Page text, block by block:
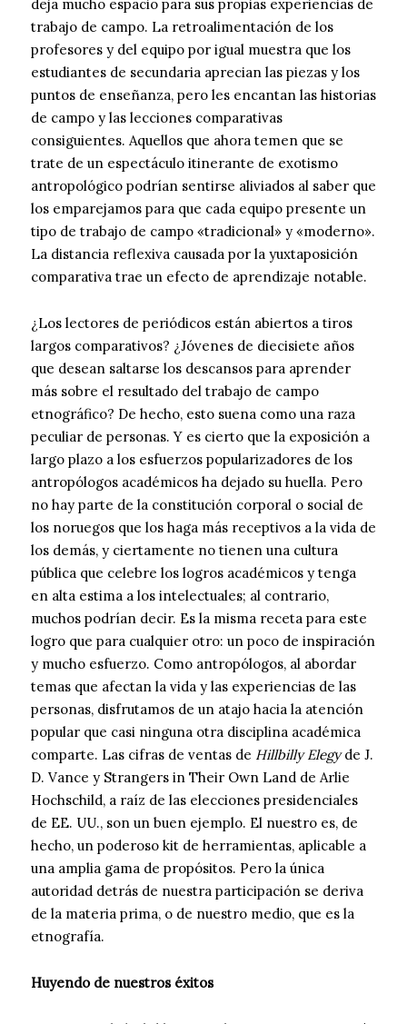
deja mucho espacio para sus propias experiencias de
trabajo de campo. La retroalimentación de los
profesores y del equipo por igual muestra que los
estudiantes de secundaria aprecian las piezas y los
puntos de enseñanza, pero les encantan las historias
de campo y las lecciones comparativas
consiguientes. Aquellos que ahora temen que se
trate de un espectáculo itinerante de exotismo
antropológico podrían sentirse aliviados al saber que
los emparejamos para que cada equipo presente un
tipo de trabajo de campo «tradicional» y «moderno».
La distancia reflexiva causada por la yuxtaposición
comparativa trae un efecto de aprendizaje notable.
¿Los lectores de periódicos están abiertos a tiros
largos comparativos? ¿Jóvenes de diecisiete años
que desean saltarse los descansos para aprender
más sobre el resultado del trabajo de campo
etnográfico? De hecho, esto suena como una raza
peculiar de personas. Y es cierto que la exposición a
largo plazo a los esfuerzos popularizadores de los
antropólogos académicos ha dejado su huella. Pero
no hay parte de la constitución corporal o social de
los noruegos que los haga más receptivos a la vida de
los demás, y ciertamente no tienen una cultura
pública que celebre los logros académicos y tenga
en alta estima a los intelectuales; al contrario,
muchos podrían decir. Es la misma receta para este
logro que para cualquier otro: un poco de inspiración
y mucho esfuerzo. Como antropólogos, al abordar
temas que afectan la vida y las experiencias de las
personas, disfrutamos de un atajo hacia la atención
popular que casi ninguna otra disciplina académica
comparte. Las cifras de ventas de Hillbilly Elegyde J.
D. Vance y Strangers in Their Own Land de Arlie
Hochschild, a raíz de las elecciones presidenciales
de EE. UU., son un buen ejemplo. El nuestro es, de
hecho, un poderoso kit de herramientas, aplicable a
una amplia gama de propósitos. Pero la única
autoridad detrás de nuestra participación se deriva
de la materia prima, o de nuestro medio, que es la
etnografía.
Huyendo de nuestros éxitos